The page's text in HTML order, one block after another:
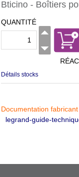
Bticino - Boîtiers
QUANTITÉ
Détails stocks
Documentation fabricant
legrand-guide-